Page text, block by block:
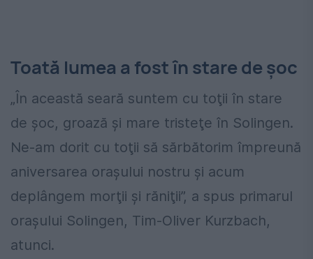
Toată lumea a fost în stare de șoc
„În această seară suntem cu toţii în stare
de şoc, groază şi mare tristeţe în Solingen.
Ne-am dorit cu toţii să sărbătorim împreună
aniversarea oraşului nostru şi acum
deplângem morţii şi răniţii”, a spus primarul
oraşului Solingen, Tim-Oliver Kurzbach,
atunci.